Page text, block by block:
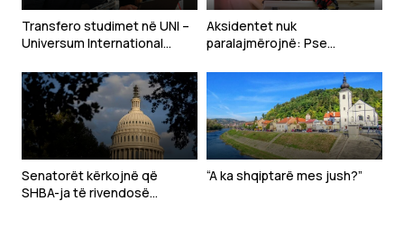
Transfero studimet në UNI –
Universum International
Arizona State University,
universiteti publik më i madh
në SHBA
Aksidentet nuk
paralajmërojnë: Pse
sigurojnë punëtorët
Senatorët kërkojnë që
SHBA-ja të rivendosë
“A ka shqiptarë mes jush?”